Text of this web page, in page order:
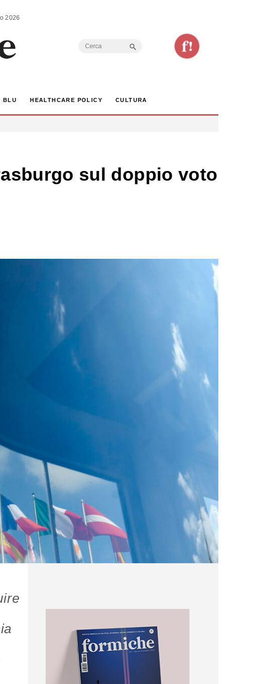
8 Agosto 2026
Search
BLU HEALTHCARE POLICY CULTURA
sul doppio voto